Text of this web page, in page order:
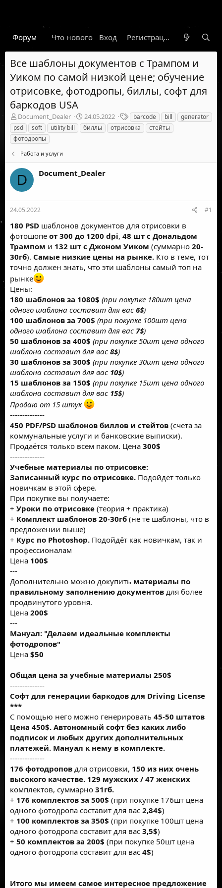
Форум Что нового Гарант Новости
Вход Регистрация
Все шаблоны документов с Трампом и
Уиком по самой низкой цене; обучение
отрисовке, фотодропы, биллы, софт для
баркодов USA
А
в
т
о
р
т
е
м
ы
Document_Dealer
Д
а
т
а
ч
а
24.05.2022
Т
е
г
barcode bill
generator
psd
soft utility bill биллы отрисовка
стейты
фотодропы
Работа и услуги
D Document_Dealer
24.05.2022 #1
180 PSD шаблонов документов для отрисовки в
фотошопе от 300 до 1200 dpi, 48 шт с Дональдом
Трампом и 132 шт с Джоном Уиком (суммарно 20-
30гб). Самые низкие цены на рынке. Кто в теме, тот
точно должен знать, что эти шаблоны самый топ на
рынке
Цены:
180 шаблонов за 1080$ (при покупке 180шт цена
одного шаблона составит для вас 6$)
100 шаблонов за 700$ (при покупке 100шт цена
одного шаблона составит для вас 7$)
50 шаблонов за 400$ (при покупке 50шт цена одного
шаблона составит для вас 8$)
30 шаблонов за 300$ (при покупке 30шт цена одного
шаблона составит для вас 10$)
15 шаблонов за 150$ (при покупке 15шт цена одного
шаблона составит для вас 15$)
Продаю от 15 штук
--------------
450 PDF/PSD шаблонов биллов и стейтов (счета за
коммунальные услуги и банковские выписки).
Продаётся только всем паком. Цена 300$
--------------
Учебные материалы по отрисовке:
Записанный курс по отрисовке. Подойдёт только
новичкам в этой сфере.
При покупке вы получаете:
+ Уроки по отрисовке (теория + практика)
+ Комплект шаблонов 20-30гб (не те шаблоны, что в
предложении выше)
+ Курс по Photoshop. Подойдёт как новичкам, так и
профессионалам
Цена 100$
---
Дополнительно можно докупить материалы по
правильному заполнению документов для более
продвинутого уровня.
Цена 200$
---
Мануал: "Делаем идеальные комплекты
фотодропов"
Цена $50
Общая цена за учебные материалы 250$
--------------
Софт для генерации баркодов для Driving License
***
С помощью него можно генерировать 45-50 штатов
Цена 450$. Автономный софт без каких либо
подписок и любых других дополнительных
платежей. Мануал к нему в комплекте.
--------------
176 фотодропов для отрисовки, 150 из них очень
высокого качестве. 129 мужских / 47 женских
комплектов, суммарно 31гб.
+ 176 комплектов за 500$ (при покупке 176шт цена
одного фотодропа составит для вас 2,84$)
+ 100 комплектов за 350$ (при покупке 100шт цена
одного фотодропа составит для вас 3,5$)
+ 50 комплектов за 200$ (при покупке 50шт цена
одного фотодропа составит для вас 4$)
Итого мы имеем самое интересное предложение